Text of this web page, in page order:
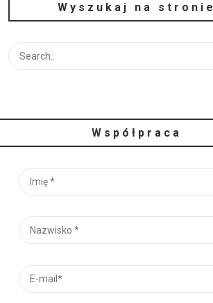
Wyszukaj na stronie
Współpraca